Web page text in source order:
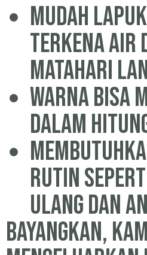
Mudah
terkena air
matahari
Warna bisa
dalam
rutin
ulang dan
Bayangkan,